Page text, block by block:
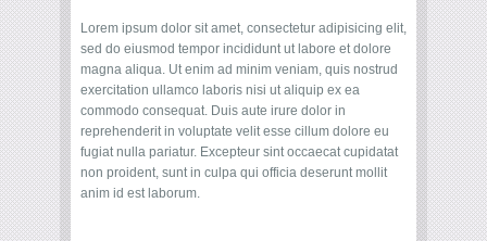
Lorem ipsum dolor sit amet, consectetur adipisicing elit,
sed do eiusmod tempor incididunt ut labore et dolore
magna aliqua. Ut enim ad minim veniam, quis nostrud
exercitation ullamco laboris nisi ut aliquip ex ea
commodo consequat. Duis aute irure dolor in
reprehenderit in voluptate velit esse cillum dolore eu
fugiat nulla pariatur. Excepteur sint occaecat cupidatat
non proident, sunt in culpa qui officia deserunt mollit
anim id est laborum.